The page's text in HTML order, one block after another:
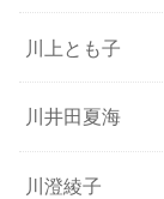
川上とも子
川井田夏海
川澄綾子